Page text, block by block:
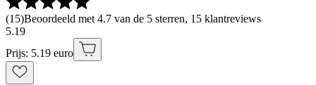
(15)Beoordeeld met 4.7 van de 5 sterren, 15 klantreviews
5.19
Prijs: 5.19 euro